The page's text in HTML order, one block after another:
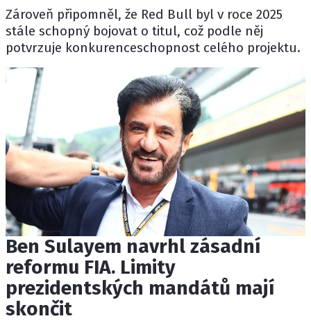
Zároveň připomněl, že Red Bull byl v roce 2025
stále schopný bojovat o titul, což podle něj
potvrzuje konkurenceschopnost celého projektu.
Ben Sulayem navrhl zásadní
reformu FIA. Limity
prezidentských mandátů mají
skončit